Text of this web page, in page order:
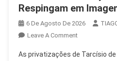
Respingam em
6 De Agosto De 2026
Leave A CommentOn
Privatizações:
As privatizações de Tarcísio